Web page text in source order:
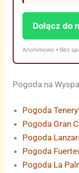
Dołącz do
Anonimowo • Bez
Pogoda na
Pogoda
Pogoda Gran
Pogoda
Pogoda
Pogoda La